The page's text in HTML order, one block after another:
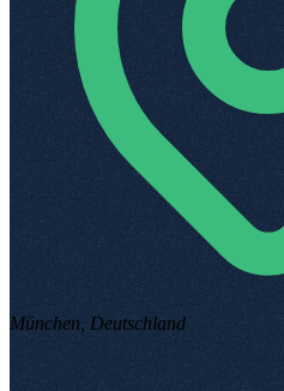
München, Deutschland